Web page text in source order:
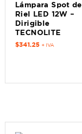
Lámpara Spot de
Riel LED 12W –
Dirigible
TECNOLITE
$341.25 + IVA